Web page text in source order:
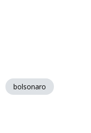
bolsonaro